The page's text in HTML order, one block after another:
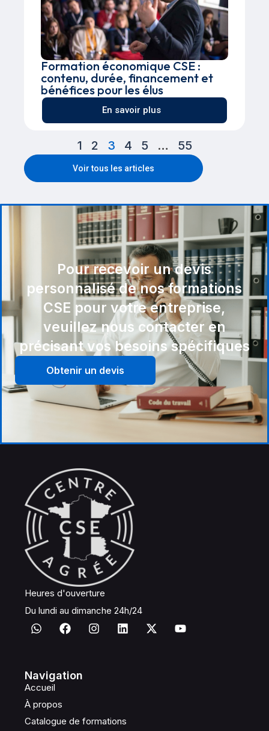
Formation économique CSE :
contenu, durée, financement et
bénéfices pour les élus
En savoir plus
1 2 3 4 5 … 55
Voir tous les articles
Pour recevoir un devis
personnalisé de nos formations
CSE pour votre entreprise,
veuillez nous contacter en
précisant vos besoins spécifiques
Obtenir un devis
Heures d'ouverture
Du lundi au dimanche 24h/24
Navigation
Accueil
À propos
Catalogue de formations